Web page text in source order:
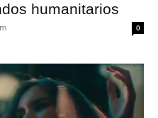
humanitarios
0